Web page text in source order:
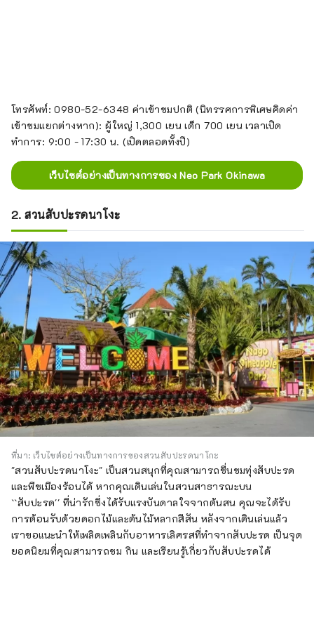
โทรศัพท์: 0980-52-6348 ค่าเข้าชมปกติ (นิทรรศการพิเศษคิดค่า
เข้าชมแยกต่างหาก): ผู้ใหญ่ 1,300 เยน เด็ก 700 เยน เวลาเปิด
ทำการ: 9:00 - 17:30 น. (เปิดตลอดทั้งปี)
เว็บไซต์อย่างเป็นทางการของ Neo Park Okinawa
2. สวนสับปะรดนาโงะ
ที่มา: เว็บไซต์อย่างเป็นทางการของสวนสับปะรดนาโกะ
"สวนสับปะรดนาโงะ" เป็นสวนสนุกที่คุณสามารถชื่นชมทุ่งสับปะรด
และพืชเมืองร้อนได้ หากคุณเดินเล่นในสวนสาธารณะบน
``สับปะรด'' ที่น่ารักซึ่งได้รับแรงบันดาลใจจากต้นสน คุณจะได้รับ
การต้อนรับด้วยดอกไม้และต้นไม้หลากสีสัน หลังจากเดินเล่นแล้ว
เราขอแนะนำให้เพลิดเพลินกับอาหารเลิศรสที่ทำจากสับปะรด เป็นจุด
ยอดนิยมที่คุณสามารถชม กิน และเรียนรู้เกี่ยวกับสับปะรดได้